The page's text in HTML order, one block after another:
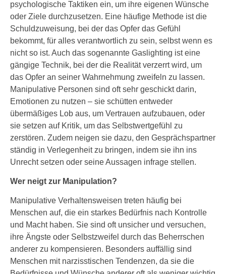
psychologische Taktiken ein, um ihre eigenen Wünsche
oder Ziele durchzusetzen. Eine häufige Methode ist die
Schuldzuweisung, bei der das Opfer das Gefühl
bekommt, für alles verantwortlich zu sein, selbst wenn es
nicht so ist. Auch das sogenannte Gaslighting ist eine
gängige Technik, bei der die Realität verzerrt wird, um
das Opfer an seiner Wahrnehmung zweifeln zu lassen.
Manipulative Personen sind oft sehr geschickt darin,
Emotionen zu nutzen – sie schütten entweder
übermäßiges Lob aus, um Vertrauen aufzubauen, oder
sie setzen auf Kritik, um das Selbstwertgefühl zu
zerstören. Zudem neigen sie dazu, den Gesprächspartner
ständig in Verlegenheit zu bringen, indem sie ihn ins
Unrecht setzen oder seine Aussagen infrage stellen.
Wer neigt zur Manipulation?
Manipulative Verhaltensweisen treten häufig bei
Menschen auf, die ein starkes Bedürfnis nach Kontrolle
und Macht haben. Sie sind oft unsicher und versuchen,
ihre Ängste oder Selbstzweifel durch das Beherrschen
anderer zu kompensieren. Besonders auffällig sind
Menschen mit narzisstischen Tendenzen, da sie die